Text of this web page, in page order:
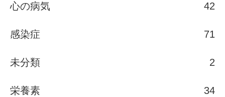
心の病気 42
感染症 71
未分類 2
栄養素 34